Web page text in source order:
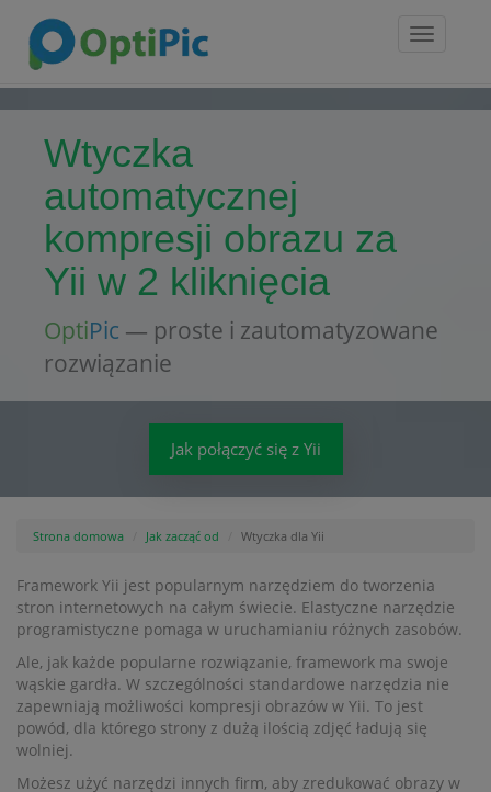
Toggle
Wtyczka
automatycznej
kompresji obrazu za
Yii w 2 kliknięcia
OptiPic — proste i zautomatyzowane
rozwiązanie
Jak połączyć się z Yii
Strona domowa Jak zacząć od Wtyczka dla Yii
Framework Yii jest popularnym narzędziem do tworzenia
stron internetowych na całym świecie. Elastyczne narzędzie
programistyczne pomaga w uruchamianiu różnych zasobów.
Ale, jak każde popularne rozwiązanie, framework ma swoje
wąskie gardła. W szczególności standardowe narzędzia nie
zapewniają możliwości kompresji obrazów w Yii. To jest
powód, dla którego strony z dużą ilością zdjęć ładują się
wolniej.
Możesz użyć narzędzi innych firm, aby zredukować obrazy w